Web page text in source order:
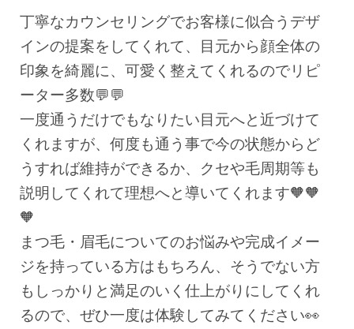
丁寧なカウンセリングでお客様に似合うデザ
インの提案をしてくれて、目元から顔全体の
印象を綺麗に、可愛く整えてくれるのでリピ
ーター多数💬💬
一度通うだけでもなりたい目元へと近づけて
くれますが、何度も通う事で今の状態からど
うすれば維持ができるか、クセや毛周期等も
説明してくれて理想へと導いてくれます🧡🧡
🧡
まつ毛・眉毛についてのお悩みや完成イメー
ジを持っている方はもちろん、そうでない方
もしっかりと満足のいく仕上がりにしてくれ
るので、ぜひ一度は体験してみてください👀